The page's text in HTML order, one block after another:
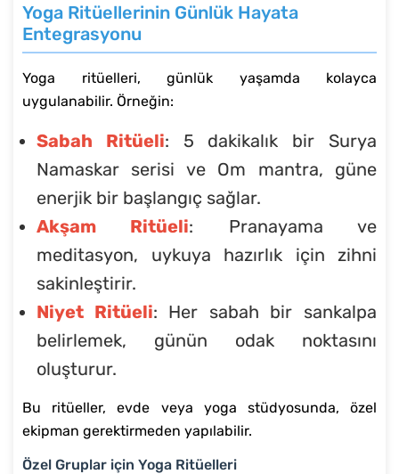
Yoga Ritüellerinin Günlük Hayata
Entegrasyonu
Yoga ritüelleri, günlük yaşamda kolayca
uygulanabilir. Örneğin:
Sabah Ritüeli: 5 dakikalık bir Surya
Namaskar serisi ve Om mantra, güne
enerjik bir başlangıç sağlar.
Akşam Ritüeli: Pranayama ve
meditasyon, uykuya hazırlık için zihni
sakinleştirir.
Niyet Ritüeli: Her sabah bir sankalpa
belirlemek, günün odak noktasını
oluşturur.
Bu ritüeller, evde veya yoga stüdyosunda, özel
ekipman gerektirmeden yapılabilir.
Özel Gruplar için Yoga Ritüelleri